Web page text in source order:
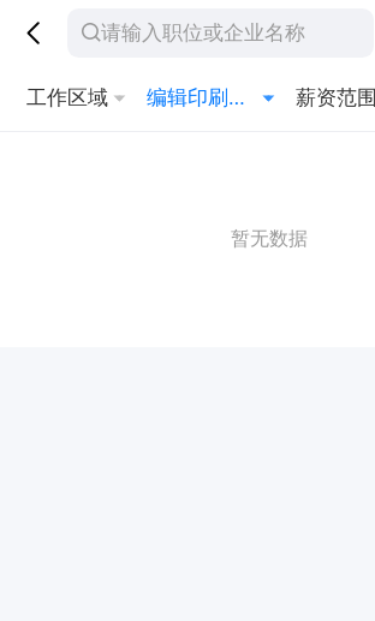
工作区域 编辑印刷发行 薪资范围
暂无数据